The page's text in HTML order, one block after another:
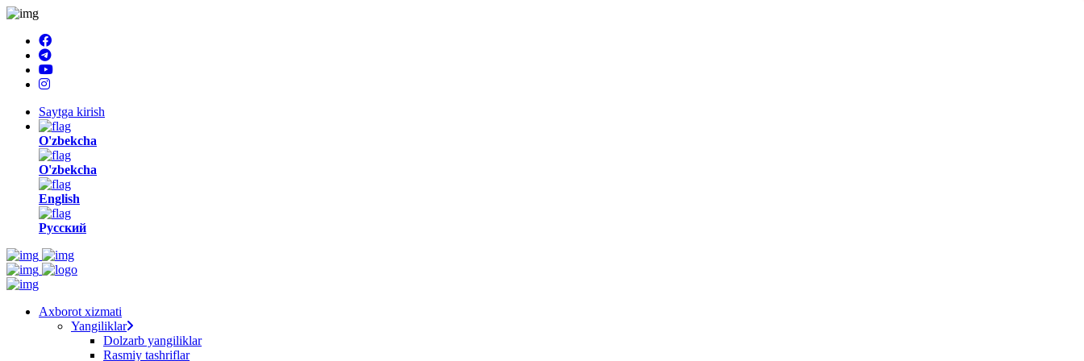
Saytga kirish
O'zbekcha
O'zbekcha
English
Русский
Axborot xizmati
Yangiliklar
Dolzarb yangiliklar
Rasmiy tashriflar